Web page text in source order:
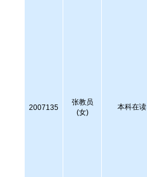
2007135
张教员
(女)
本科在读